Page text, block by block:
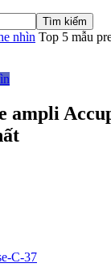
nhìn Top 5 mẫu
ampli